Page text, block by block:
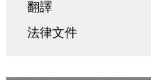
翻譯
法律文件